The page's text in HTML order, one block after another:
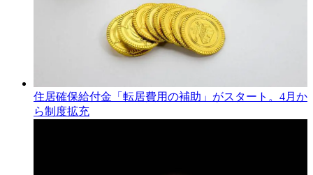
住居確保給付金「転居費用の補助」がスタート。4月か
ら制度拡充